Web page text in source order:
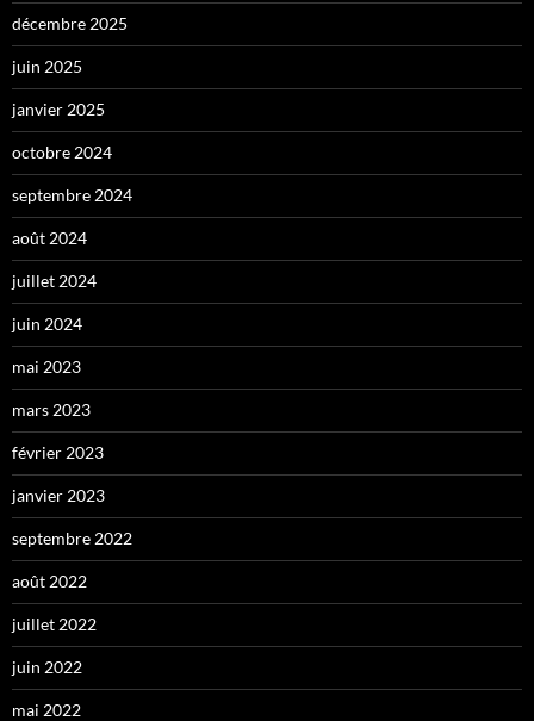
décembre 2025
juin 2025
janvier 2025
octobre 2024
septembre 2024
août 2024
juillet 2024
juin 2024
mai 2023
mars 2023
février 2023
janvier 2023
septembre 2022
août 2022
juillet 2022
juin 2022
mai 2022